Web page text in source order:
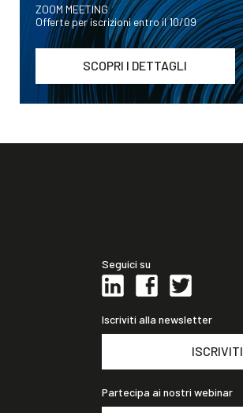
ZOOM MEETING
Offerte per iscrizioni entro il 10/09
SCOPRI I DETTAGLI
Seguici su
Iscriviti alla newsletter
ISCRIVITI
Partecipa ai nostri webinar